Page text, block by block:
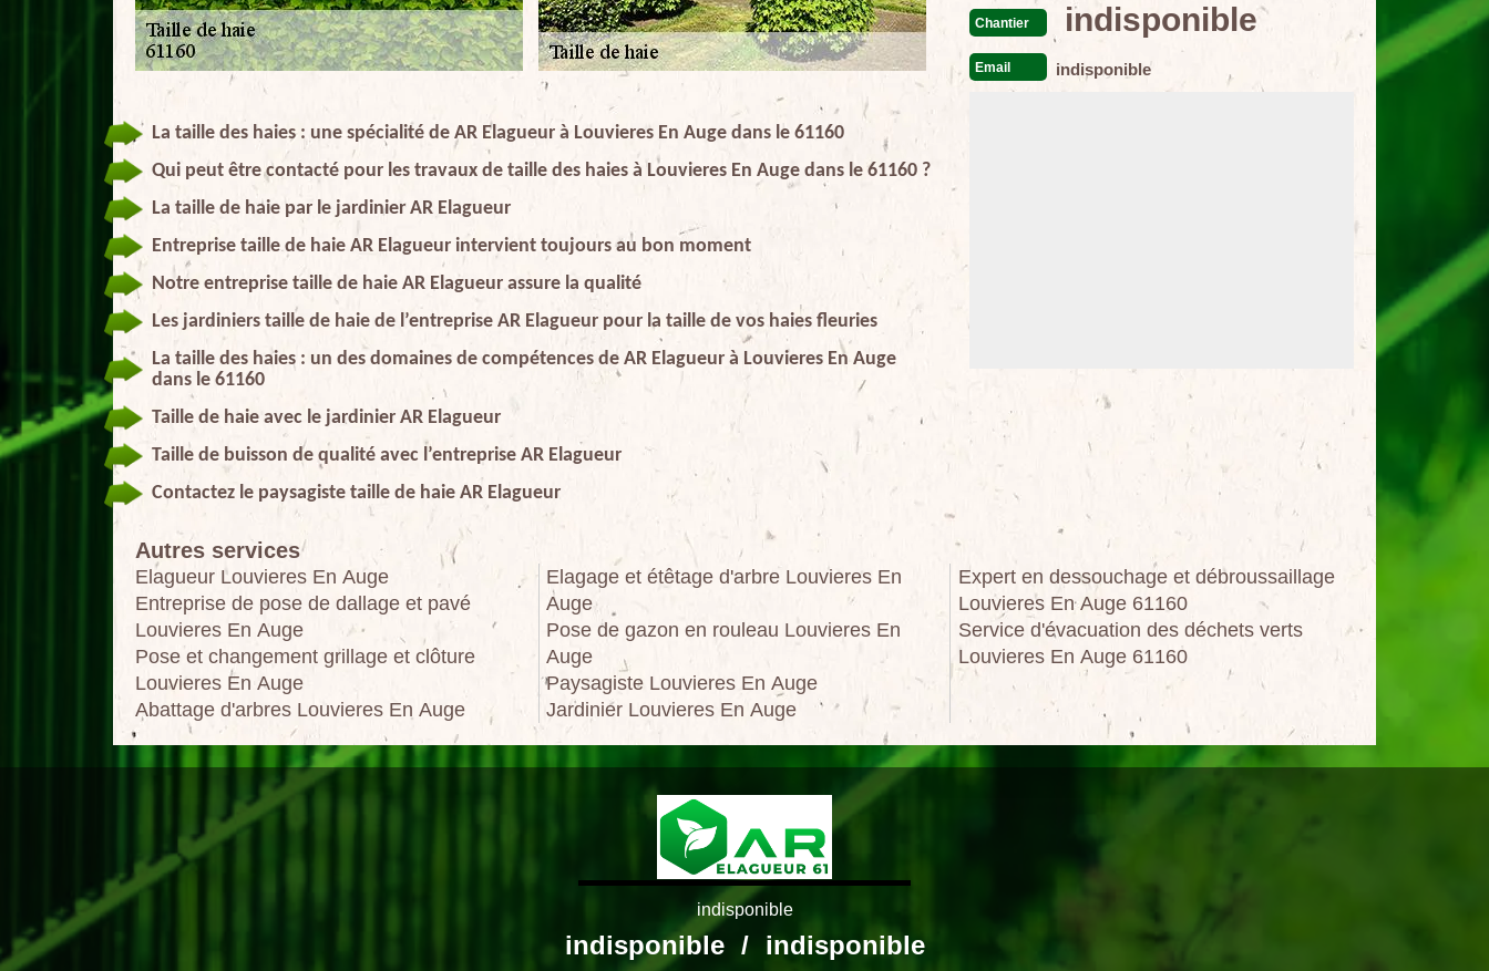
La taille des haies : une spécialité de AR Elagueur à Louvieres En Auge dans le 61160
Qui peut être contacté pour les travaux de taille des haies à Louvieres En Auge dans le 61160 ?
La taille de haie par le jardinier AR Elagueur
Entreprise taille de haie AR Elagueur intervient toujours au bon moment
Notre entreprise taille de haie AR Elagueur assure la qualité
Les jardiniers taille de haie de l’entreprise AR Elagueur pour la taille de vos haies fleuries
La taille des haies : un des domaines de compétences de AR Elagueur à Louvieres En Auge
dans le 61160
Taille de haie avec le jardinier AR Elagueur
Taille de buisson de qualité avec l’entreprise AR Elagueur
Contactez le paysagiste taille de haie AR Elagueur
Chantier indisponible
Email indisponible
Autres services
Elagueur Louvieres En Auge
Entreprise de pose de dallage et pavé
Louvieres En Auge
Pose et changement grillage et clôture
Louvieres En Auge
Abattage d'arbres Louvieres En Auge
Elagage et étêtage d'arbre Louvieres En
Auge
Pose de gazon en rouleau Louvieres En
Auge
Paysagiste Louvieres En Auge
Jardinier Louvieres En Auge
Expert en dessouchage et débroussaillage
Louvieres En Auge 61160
Service d'évacuation des déchets verts
Louvieres En Auge 61160
indisponible
indisponible / indisponible